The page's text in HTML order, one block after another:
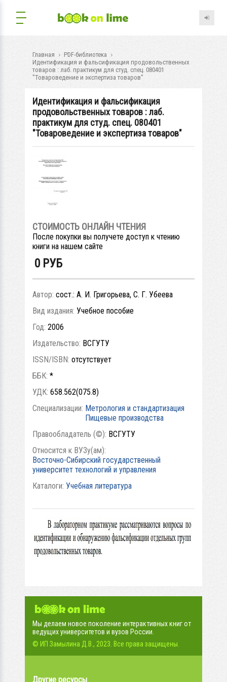
Главная
PDF-библиотека
Идентификация и фальсификация продовольственных
товаров : лаб. практикум для студ. спец. 080401
"Товароведение и экспертиза товаров"
Идентификация и фальсификация
продовольственных товаров : лаб.
практикум для студ. спец. 080401
"Товароведение и экспертиза товаров"
СТОИМОСТЬ ОНЛАЙН ЧТЕНИЯ
После покупки вы получете доступ к чтению
книги на нашем сайте
0 РУБ
Автор: сост.: А. И. Григорьева, С. Г. Убеева
Вид издания: Учебное пособие
Год: 2006
Издательство: ВСГУТУ
ISSN/ISBN: отсутствует
ББК: *
УДК: 658.562(075.8)
Специализации: Метрология и стандартизация
Пищевые производства
Правообладатель (©): ВСГУТУ
Относится к ВУЗу(ам):
Восточно-Сибирский государственный
университет технологий и управления
Каталоги: Учебная литература
Мы делаем новое поколение интерактивных книг от
ведущих университетов и вузов России.
© ИП Замылина Д.В., 2023. Все права защищены.
Другие ресурсы